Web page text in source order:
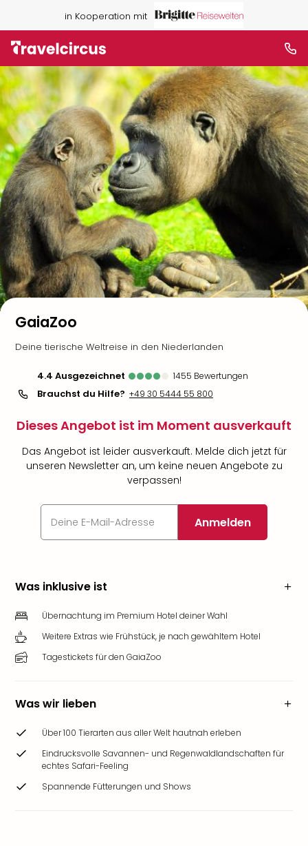
in Kooperation mit
GaiaZoo
Deine tierische Weltreise in den Niederlanden
4.4 ausgezeichnet 1455 Bewertungen
Brauchst du Hilfe? +49 30 5444 55 800
Dieses Angebot ist im Moment ausverkauft
Das Angebot ist leider ausverkauft. Melde dich jetzt für
unseren Newsletter an, um keine neuen Angebote zu
verpassen!
Anmelden
Was inklusive ist
Übernachtung im Premium Hotel deiner Wahl
Weitere Extras wie Frühstück, je nach gewähltem Hotel
Tagestickets für den GaiaZoo
Was wir lieben
Über 100 Tierarten aus aller Welt hautnah erleben
Eindrucksvolle Savannen- und Regenwaldlandschaften für
echtes Safari-Feeling
Spannende Fütterungen und Shows